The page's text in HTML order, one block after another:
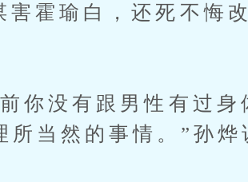
瑜白，还死不悔
有跟男性有过身
当然的事情。”孙烨